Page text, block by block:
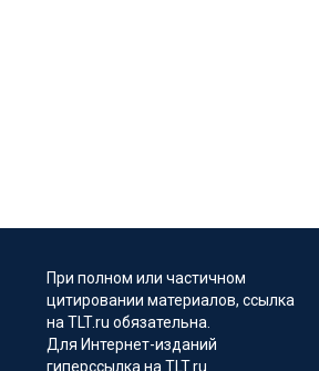
При полном или частичном
цитировании материалов, ссылка
на TLT.ru обязательна.
Для Интернет-изданий
гиперссылка на TLT.ru